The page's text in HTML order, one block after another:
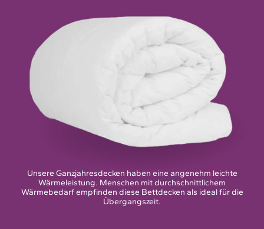
Unsere Ganzjahresdecken haben eine angenehm leichte
Wärmeleistung. Menschen mit durchschnittlichem
Wärmebedarf empfinden diese Bettdecken als ideal für die
Übergangszeit.